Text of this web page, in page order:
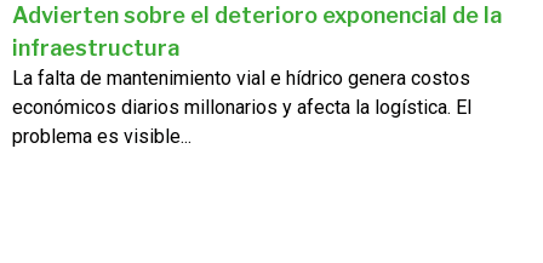
Advierten sobre el deterioro exponencial de la
infraestructura
La falta de mantenimiento vial e hídrico genera costos
económicos diarios millonarios y afecta la logística. El
problema es visible...